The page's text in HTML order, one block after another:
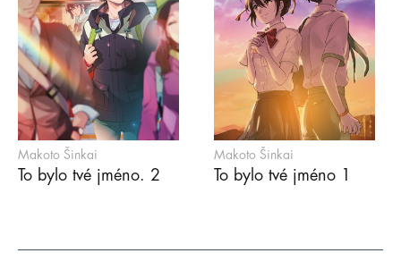
Makoto Šinkai
To bylo tvé jméno. 2
Makoto Šinkai
To bylo tvé jméno 1